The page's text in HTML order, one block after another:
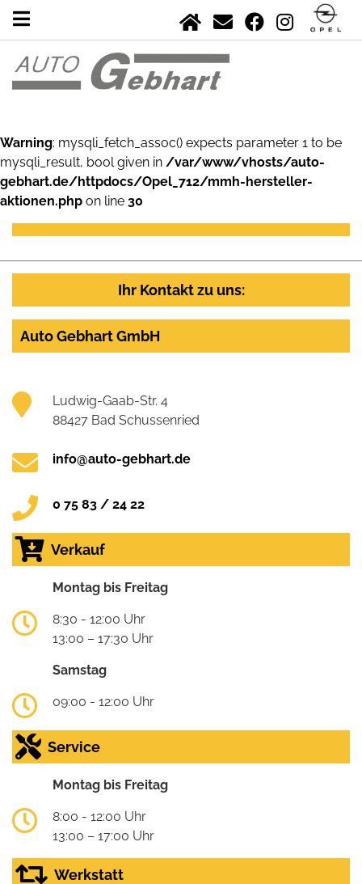
Warning: mysqli_fetch_assoc() expects parameter 1 to be
mysqli_result, bool given in /var/www/vhosts/auto-
gebhart.de/httpdocs/Opel_712/mmh-hersteller-
aktionen.php on line 30
Ihr Kontakt zu uns:
Auto Gebhart GmbH
Ludwig-Gaab-Str. 4
88427 Bad Schussenried
info@auto-gebhart.de
0 75 83 / 24 22
Verkauf
Montag bis Freitag
8:30 - 12:00 Uhr
13:00 – 17:30 Uhr
Samstag
09:00 - 12:00 Uhr
Service
Montag bis Freitag
8:00 - 12:00 Uhr
13:00 – 17:00 Uhr
Werkstatt